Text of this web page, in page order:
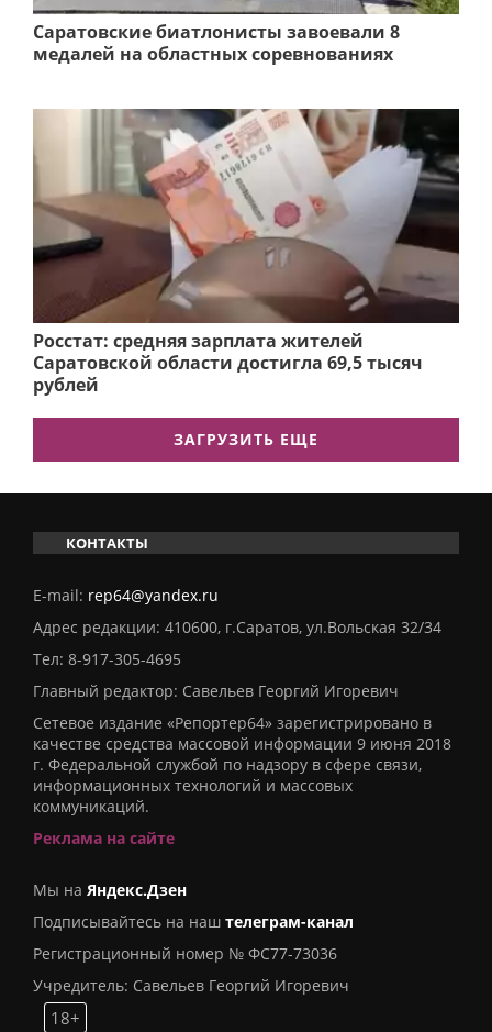
Саратовские биатлонисты завоевали 8
медалей на областных соревнованиях
Росстат: средняя зарплата жителей
Саратовской области достигла 69,5 тысяч
рублей
ЗАГРУЗИТЬ ЕЩЕ
КОНТАКТЫ
E-mail: rep64@yandex.ru
Адрес редакции: 410600, г.Саратов, ул.Вольская 32/34
Тел: 8-917-305-4695
Главный редактор: Савельев Георгий Игоревич
Сетевое издание «Репортер64» зарегистрировано в
качестве средства массовой информации 9 июня 2018
г. Федеральной службой по надзору в сфере связи,
информационных технологий и массовых
коммуникаций.
Реклама на сайте
Мы на Яндекс.Дзен
Подписывайтесь на наш телеграм-канал
Регистрационный номер № ФС77-73036
Учредитель: Савельев Георгий Игоревич
18+